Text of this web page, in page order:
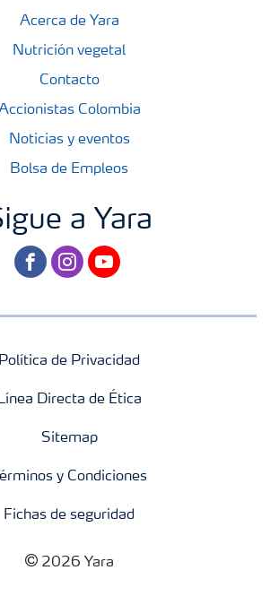
Acerca de Yara
Nutrición vegetal
Contacto
Colombia
Noticias y eventos
Bolsa de Empleos
a Yara
facebookinstagram
youtube
Política de Privacidad
Línea Directa de Ética
Sitemap
y Condiciones
Fichas de seguridad
2026 Yara